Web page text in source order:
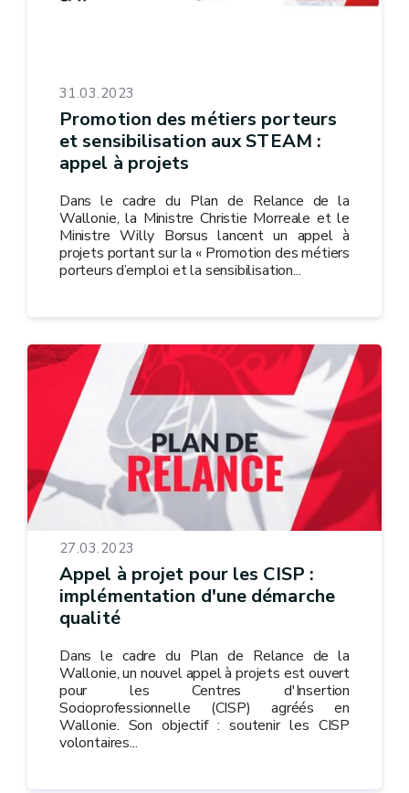
31.03.2023
Promotion des métiers porteurs
et sensibilisation aux STEAM :
appel à projets
Dans le cadre du Plan de Relance de la
Wallonie, la Ministre Christie Morreale et le
Ministre Willy Borsus lancent un appel à
projets portant sur la « Promotion des métiers
porteurs d’emploi et la sensibilisation...
27.03.2023
Appel à projet pour les CISP :
implémentation d'une démarche
qualité
Dans le cadre du Plan de Relance de la
Wallonie, un nouvel appel à projets est ouvert
pour les Centres d'Insertion
Socioprofessionnelle (CISP) agréés en
Wallonie. Son objectif : soutenir les CISP
volontaires...